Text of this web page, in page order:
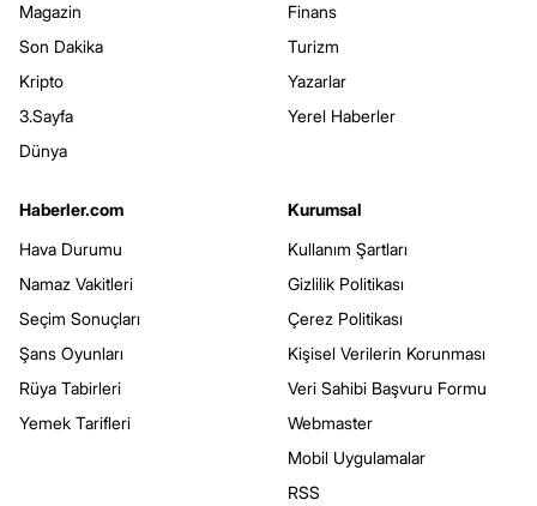
Magazin
Son Dakika
Kripto
3.Sayfa
Dünya
Finans
Turizm
Yazarlar
Yerel Haberler
Haberler.com
Hava Durumu
Namaz Vakitleri
Seçim Sonuçları
Şans Oyunları
Rüya Tabirleri
Yemek Tarifleri
Kurumsal
Kullanım Şartları
Gizlilik Politikası
Çerez Politikası
Kişisel Verilerin Korunması
Veri Sahibi Başvuru Formu
Webmaster
Mobil Uygulamalar
RSS